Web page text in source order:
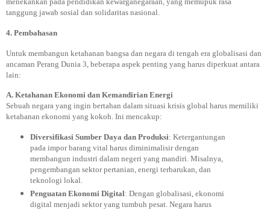
tanggung jawab sosial dan solidaritas nasional.
4. Pembahasan
Untuk membangun ketahanan bangsa dan negara di tengah era globalisasi dan
ancaman Perang Dunia 3, beberapa aspek penting yang harus diperkuat antara
lain:
A. Ketahanan Ekonomi dan Kemandirian Energi
Sebuah negara yang ingin bertahan dalam situasi krisis global harus memiliki
ketahanan ekonomi yang kokoh. Ini mencakup:
Diversifikasi Sumber Daya dan Produksi: Ketergantungan
pada impor barang vital harus diminimalisir dengan
membangun industri dalam negeri yang mandiri. Misalnya,
pengembangan sektor pertanian, energi terbarukan, dan
teknologi lokal.
Penguatan Ekonomi Digital: Dengan globalisasi, ekonomi
digital menjadi sektor yang tumbuh pesat. Negara harus